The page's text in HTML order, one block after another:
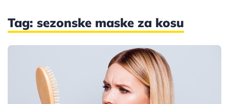
Tag: sezonske maske za kosu